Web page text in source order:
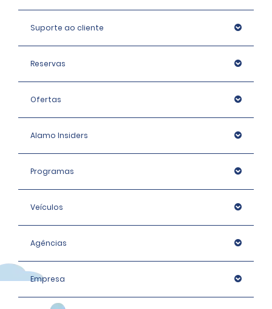
Suporte ao cliente
Reservas
Ofertas
Alamo Insiders
Programas
Veículos
Agências
Empresa